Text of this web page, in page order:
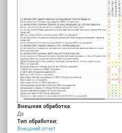
Внешняя обработка:
Да
Тип обработки:
Внешний отчет